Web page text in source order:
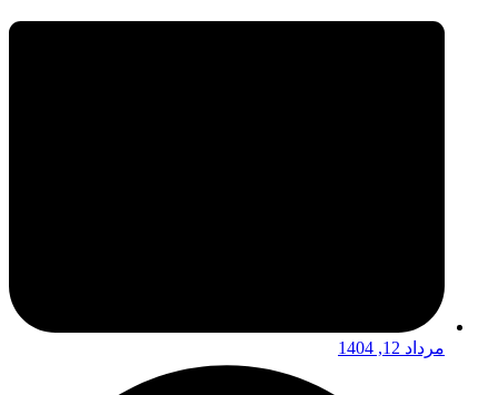
مرداد 12, 1404